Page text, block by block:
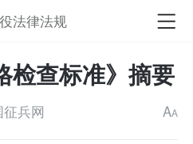
法律法规
检查标准》摘要
兵网 AA